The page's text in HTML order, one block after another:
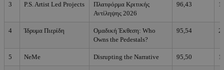
3 P.S. Artist Led Projects
Πλατφόρμα Κριτικής
Αντίληψης 2026
96,43
4 Ίδρυμα Πιερίδη
Ομαδική Έκθεση: Who
Owns the Pedestals?
95,54
5 NeMe Disrupting the Narrative 95,50